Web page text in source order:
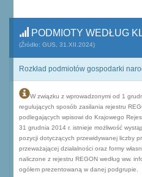
PODMIOTY WEDŁUG
(Źródło: GUS, 31.XII.2024)
Rozkład podmiotów gospodarki
W związku z wprowadzonymi od 1
regulujących sposób zasilania rejestru
podlegających wpisowi do Krajowego
31 grudnia 2014 r. istnieje możliwość
pozycji dotyczących przewidywanej liczby
przeważającej działalności oraz formy
naliczone z rejestru REGON według ww.
ogółem prezentowaną w danej podgrupie.